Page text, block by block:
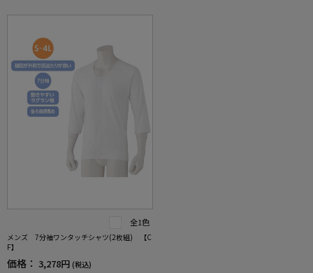
全1色
メンズ 7分袖ワンタッチシャツ(2枚組) 【C
F】
価格： 3,278円 (税込)